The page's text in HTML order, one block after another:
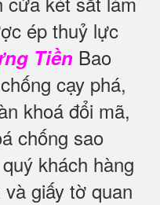
ép thuỷ lực
Tiền Bao
cạy phá,
khoá đổi mã,
chống sao
khách hàng
giấy tờ quan